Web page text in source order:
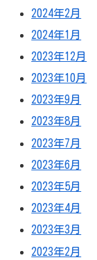
2024年2月
2024年1月
2023年12月
2023年10月
2023年9月
2023年8月
2023年7月
2023年6月
2023年5月
2023年4月
2023年3月
2023年2月